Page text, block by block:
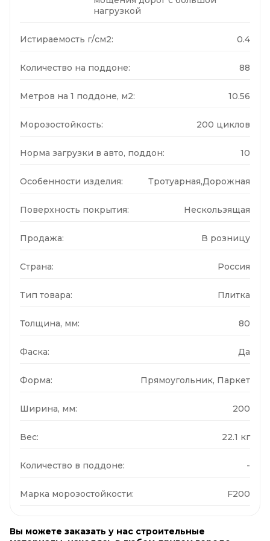
нагрузкой
Истираемость г/см2: 0.4
Количество на поддоне: 88
Метров на 1 поддоне, м2: 10.56
Морозостойкость: 200 циклов
Норма загрузки в авто, поддон: 10
Особенности изделия: Тротуарная,Дорожная
Поверхность покрытия: Нескользящая
Продажа: В розницу
Страна: Россия
Тип товара: Плитка
Толщина, мм: 80
Фаска: Да
Форма: Прямоугольник, Паркет
Ширина, мм: 200
Вес: 22.1 кг
Количество в поддоне: -
Марка морозостойкости: F200
Вы можете заказать у нас строительные